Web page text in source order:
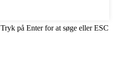
Tryk på Enter for at søge eller ESC